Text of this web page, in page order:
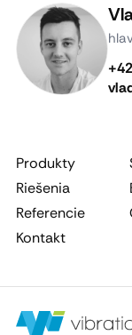
Produkty
Riešenia
Referencie
Kontakt